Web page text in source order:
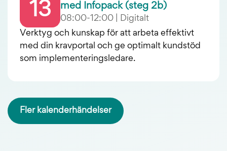
13
med Infopack (steg 2b)
08:00-12:00 | Digitalt
Verktyg och kunskap för att arbeta effektivt
med din kravportal och ge optimalt kundstöd
som implementeringsledare.
Fler kalenderhändelser